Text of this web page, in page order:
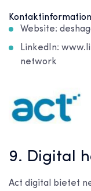
Website:
LinkedIn:
network
9. Digital
Act digital bietet